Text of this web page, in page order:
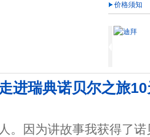
价格须知
进瑞典诺贝尔之旅
。因为讲故事我获得了